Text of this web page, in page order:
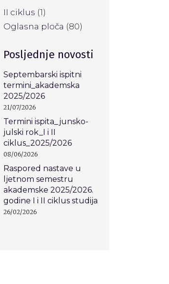
II ciklus (1)
Oglasna ploča (80)
Posljednje novosti
Septembarski ispitni
termini_akademska
2025/2026
21/07/2026
Termini ispita_junsko-
julski rok_I i II
ciklus_2025/2026
08/06/2026
Raspored nastave u
ljetnom semestru
akademske 2025/2026.
godine I i II ciklus studija
26/02/2026